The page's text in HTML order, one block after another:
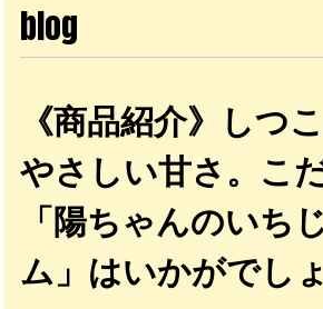
blog
《商品紹介》しつ
やさしい甘さ。こ
「陽ちゃんのいち
ム」はいかがでし